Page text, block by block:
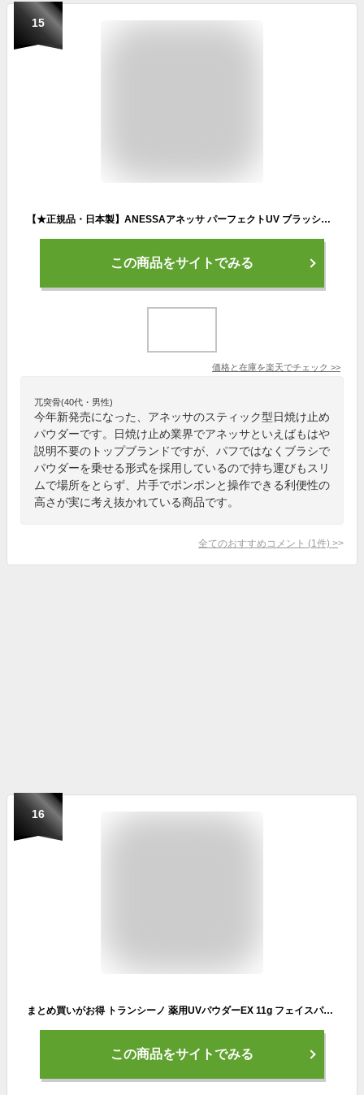
15
【★正規品・日本製】ANESSAアネッサ パーフェクトUV ブラッシュオンパウダー 3g SPF50+ PA++++メイクの上からOK 持ち運び便利【送料無料】
この商品をサイトでみる
価格と在庫を楽天でチェック >>
兀突骨(40代・男性)
今年新発売になった、アネッサのスティック型日焼け止め
パウダーです。日焼け止め業界でアネッサといえばもはや
説明不要のトップブランドですが、パフではなくブラシで
パウダーを乗せる形式を採用しているので持ち運びもスリ
ムで場所をとらず、片手でポンポンと操作できる利便性の
高さが実に考え抜かれている商品です。
全てのおすすめコメント (1 件) >
16
まとめ買いがお得 トランシーノ 薬用UVパウダーEX 11g フェイスパウダー SPF50+ PA++++ 追跡配送 送料無料
この商品をサイトでみる